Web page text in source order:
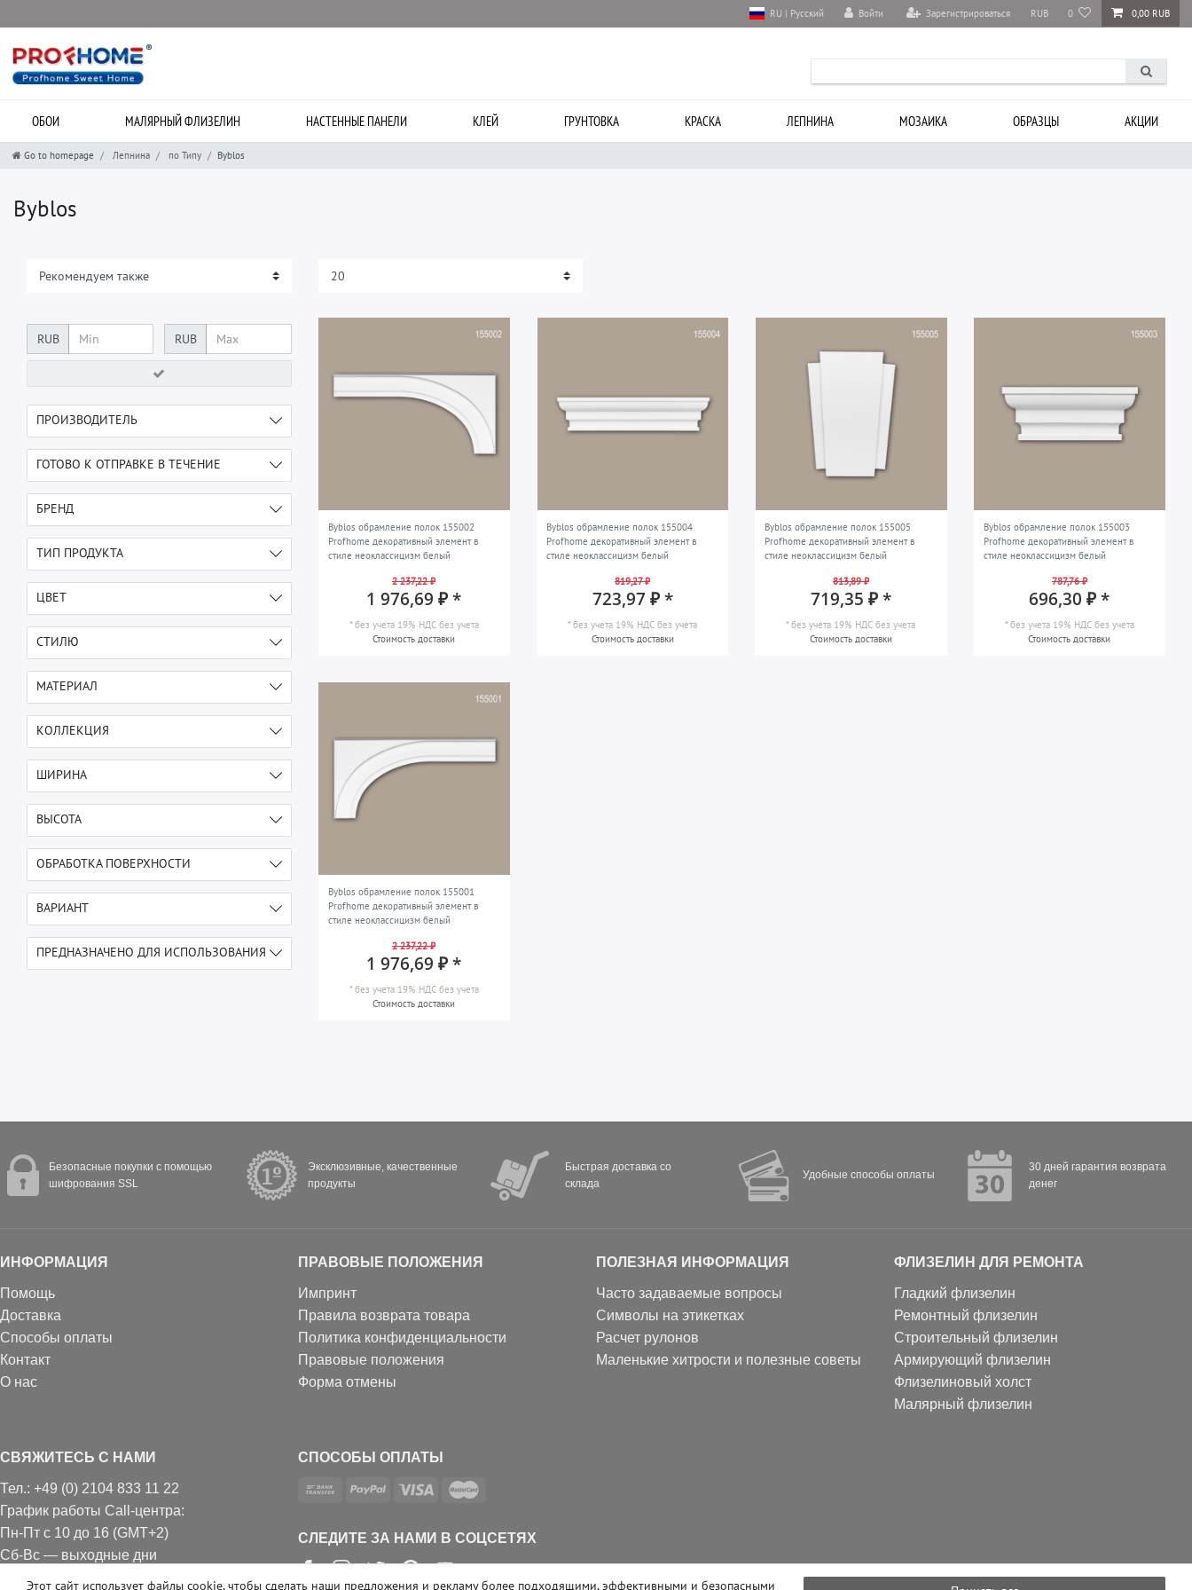
Войти Зарегистрироваться RUB 0 0,00 RUB
RU | Русский
ОБОИ МАЛЯРНЫЙ ФЛИЗЕЛИН НАСТЕННЫЕ ПАНЕЛИ КЛЕЙ ГРУНТОВКА КРАСКА ЛЕПНИНА МОЗАИКА ОБРАЗЦЫ АКЦИИ
Go to homepage Лепнина по Типу Byblos
Byblos
RUB RUB
ПРОИЗВОДИТЕЛЬ
e-DELUX
ГОТОВО К ОТПРАВКЕ В ТЕЧЕНИЕ
1-2 дня после оплаты
5-7 дней после оплаты
БРЕНД
Profhome
ТИП ПРОДУКТА
Byblos
ЦВЕТ
белый
СТИЛЮ
неоклассицизм
МАТЕРИАЛ
Пенополиуретан повышенной
плотности
КОЛЛЕКЦИЯ
PROFhome
ШИРИНА
1-7 см
11-21 см
> 30 см
ВЫСОТА
1-7 см
ОБРАБОТКА ПОВЕРХНОСТИ
предварительно загрунтованная
ВАРИАНТ
негибкий 5
ПРЕДНАЗНАЧЕНО ДЛЯ ИСПОЛЬЗОВАНИЯ
Byblos обрамление полок 155002
Profhome декоративный элемент в
стиле неоклассицизм белый
2 237,22 ₽
1 976,69 ₽ *
*без учета 19% НДСбез учета
Стоимость доставки
Byblos обрамление полок 155004
Profhome декоративный элемент в
стиле неоклассицизм белый
819,27 ₽
723,97 ₽ *
*без учета 19% НДС без учета
Стоимость доставки
Byblos обрамление полок 155005
Profhome декоративный элемент в
стиле неоклассицизм белый
813,89 ₽
719,35 ₽ *
*без учета 19% НДС без учета
Стоимость доставки
Byblos обрамление полок 155003
Profhome декоративный элемент в
стиле неоклассицизм белый
787,76 ₽
696,30 ₽ *
*без учета 19% НДСбез учета
Стоимость доставки
Byblos обрамление полок 155001
Profhome декоративный элемент в
стиле неоклассицизм белый
2 237,22 ₽
1 976,69 ₽ *
*без учета 19% НДСбез учета
Стоимость доставки
Безопасные покупки с помощью
шифрования SSL
Эксклюзивные, качественные
продукты
Быстрая доставка со
склада
Удобные способы оплаты
30 дней гарантия возврата
денег
ИНФОРМАЦИЯ
Помощь
Доставка
Способы оплаты
Контакт
О нас
ПРАВОВЫЕ ПОЛОЖЕНИЯ
Импринт
Правила возврата товара
Политика конфиденциальности
Правовые положения
Форма отмены
ПОЛЕЗНАЯ ИНФОРМАЦИЯ
Часто задаваемые вопросы
Символы на этикетках
Расчет рулонов
Маленькие хитрости и полезные советы
ФЛИЗЕЛИН ДЛЯ РЕМОНТА
Гладкий флизелин
Ремонтный флизелин
Строительный флизелин
Армирующий флизелин
Флизелиновый холст
Малярный флизелин
СВЯЖИТЕСЬ С НАМИ
Тел.: +49 (0) 2104 833 11 22
График работы Call-центра:
Пн-Пт с 10 до 16 (GMT+2)
Сб-Вс — выходные дни
Звонки согласно региональному тарифу
СПОСОБЫ ОПЛАТЫ
СЛЕДИТЕ ЗА НАМИ В СОЦСЕТЯХ
Этот сайт использует файлы cookie, чтобы сделать наши предложения и рекламу более подходящими, эффективными и безопасными